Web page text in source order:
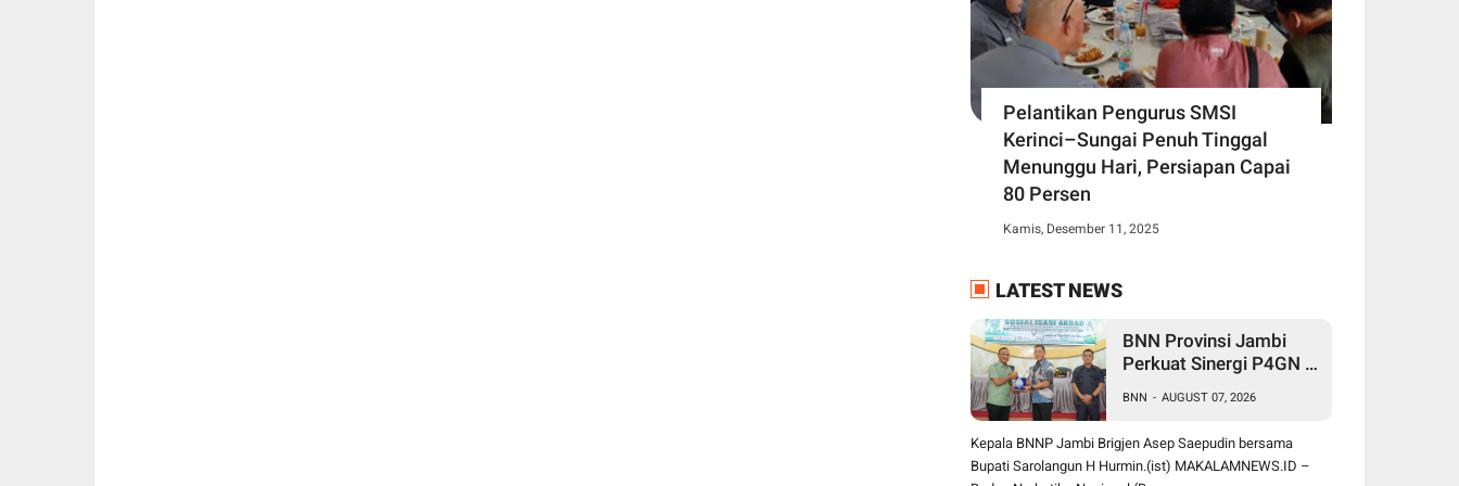
Pelantikan Pengurus SMSI
Kerinci–Sungai Penuh Tinggal
Menunggu Hari, Persiapan Capai
80 Persen
Kamis, Desember 11, 2025
LATEST NEWS
BNN Provinsi Jambi
Perkuat Sinergi P4GN di
Asep Ingatkan Bahaya
Vape Zombie
BNN - AUGUST 07, 2026
Kepala BNNP Jambi Brigjen Asep Saepudin bersama
Bupati Sarolangun H Hurmin.(ist) MAKALAMNEWS.ID –